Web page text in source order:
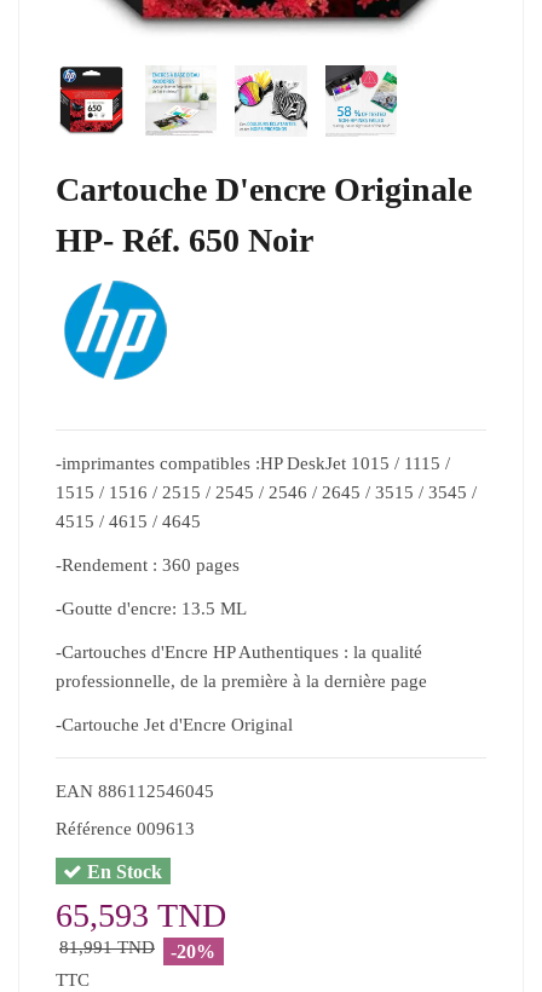
Cartouche D'encre Originale
HP- Réf. 650 Noir
-imprimantes compatibles :HP DeskJet 1015 / 1115 /
1515 / 1516 / 2515 / 2545 / 2546 / 2645 / 3515 / 3545 /
4515 / 4615 / 4645
-Rendement : 360 pages
-Goutte d'encre: 13.5 ML
-Cartouches d'Encre HP Authentiques : la qualité
professionnelle, de la première à la dernière page
-Cartouche Jet d'Encre Original
EAN 886112546045
Référence 009613
En Stock
65,593 TND
81,991 TND -20%
TTC